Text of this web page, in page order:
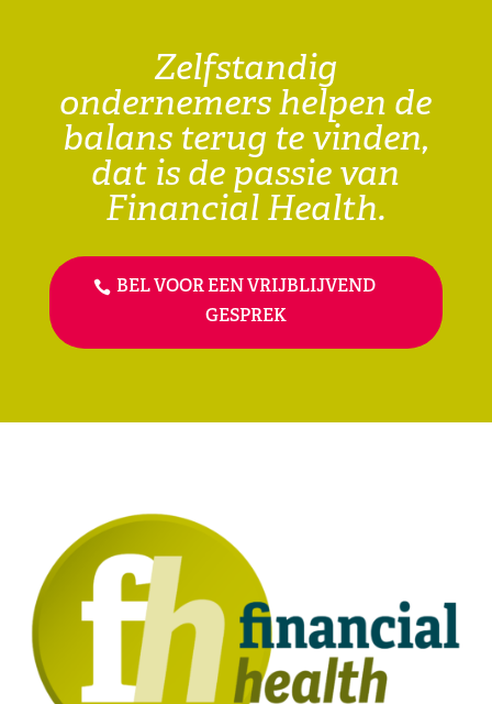
Zelfstandig
ondernemers helpen de
balans terug te vinden,
dat is de passie van
Financial Health.
BEL VOOR EEN VRIJBLIJVEND
GESPREK